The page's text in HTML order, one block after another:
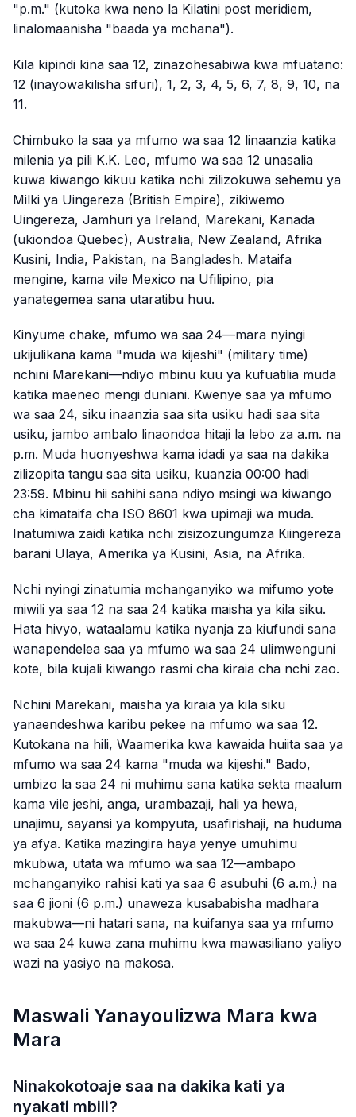
"p.m." (kutoka kwa neno la Kilatini post meridiem,
linalomaanisha "baada ya mchana").
Kila kipindi kina saa 12, zinazohesabiwa kwa mfuatano:
12 (inayowakilisha sifuri), 1, 2, 3, 4, 5, 6, 7, 8, 9, 10, na
11.
Chimbuko la saa ya mfumo wa saa 12 linaanzia katika
milenia ya pili K.K. Leo, mfumo wa saa 12 unasalia
kuwa kiwango kikuu katika nchi zilizokuwa sehemu ya
Milki ya Uingereza (British Empire), zikiwemo
Uingereza, Jamhuri ya Ireland, Marekani, Kanada
(ukiondoa Quebec), Australia, New Zealand, Afrika
Kusini, India, Pakistan, na Bangladesh. Mataifa
mengine, kama vile Mexico na Ufilipino, pia
yanategemea sana utaratibu huu.
Kinyume chake, mfumo wa saa 24—mara nyingi
ukijulikana kama "muda wa kijeshi" (military time)
nchini Marekani—ndiyo mbinu kuu ya kufuatilia muda
katika maeneo mengi duniani. Kwenye saa ya mfumo
wa saa 24, siku inaanzia saa sita usiku hadi saa sita
usiku, jambo ambalo linaondoa hitaji la lebo za a.m. na
p.m. Muda huonyeshwa kama idadi ya saa na dakika
zilizopita tangu saa sita usiku, kuanzia 00:00 hadi
23:59. Mbinu hii sahihi sana ndiyo msingi wa kiwango
cha kimataifa cha ISO 8601 kwa upimaji wa muda.
Inatumiwa zaidi katika nchi zisizozungumza Kiingereza
barani Ulaya, Amerika ya Kusini, Asia, na Afrika.
Nchi nyingi zinatumia mchanganyiko wa mifumo yote
miwili ya saa 12 na saa 24 katika maisha ya kila siku.
Hata hivyo, wataalamu katika nyanja za kiufundi sana
wanapendelea saa ya mfumo wa saa 24 ulimwenguni
kote, bila kujali kiwango rasmi cha kiraia cha nchi zao.
Nchini Marekani, maisha ya kiraia ya kila siku
yanaendeshwa karibu pekee na mfumo wa saa 12.
Kutokana na hili, Waamerika kwa kawaida huiita saa ya
mfumo wa saa 24 kama "muda wa kijeshi." Bado,
umbizo la saa 24 ni muhimu sana katika sekta maalum
kama vile jeshi, anga, urambazaji, hali ya hewa,
unajimu, sayansi ya kompyuta, usafirishaji, na huduma
ya afya. Katika mazingira haya yenye umuhimu
mkubwa, utata wa mfumo wa saa 12—ambapo
mchanganyiko rahisi kati ya saa 6 asubuhi (6 a.m.) na
saa 6 jioni (6 p.m.) unaweza kusababisha madhara
makubwa—ni hatari sana, na kuifanya saa ya mfumo
wa saa 24 kuwa zana muhimu kwa mawasiliano yaliyo
wazi na yasiyo na makosa.
Maswali Yanayoulizwa Mara kwa
Mara
Ninakokotoaje saa na dakika kati ya
nyakati mbili?